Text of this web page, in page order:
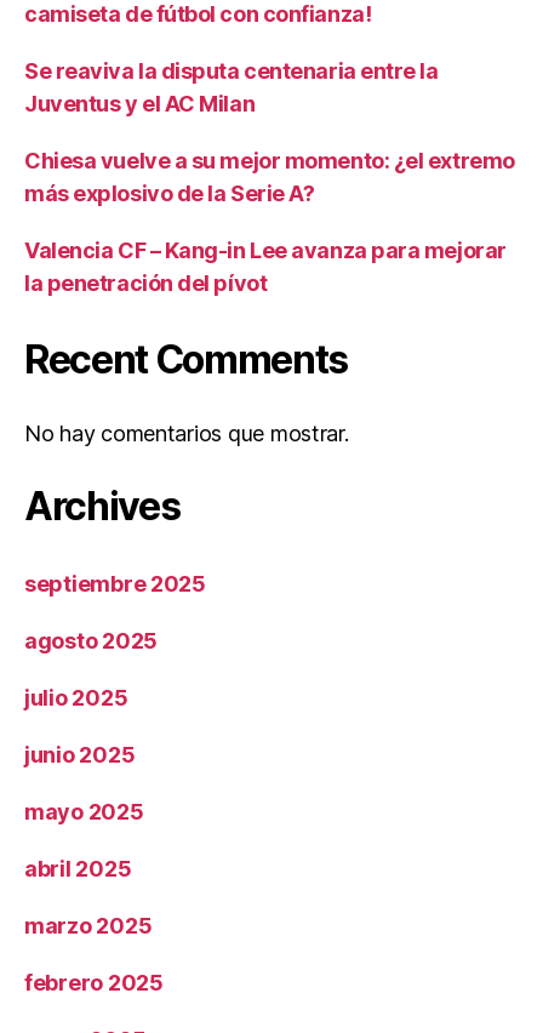
camiseta de fútbol con confianza!
Se reaviva la disputa centenaria entre la
Juventus y el AC Milan
Chiesa vuelve a su mejor momento: ¿el extremo
más explosivo de la Serie A?
Valencia CF – Kang-in Lee avanza para mejorar
la penetración del pívot
Recent Comments
No hay comentarios que mostrar.
Archives
septiembre 2025
agosto 2025
julio 2025
junio 2025
mayo 2025
abril 2025
marzo 2025
febrero 2025